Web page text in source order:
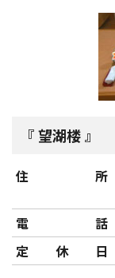
望湖楼
住所
電話
定休日